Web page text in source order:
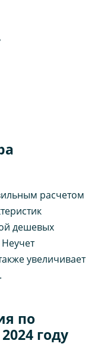
расчетом
дешевых
увеличивает
по
году